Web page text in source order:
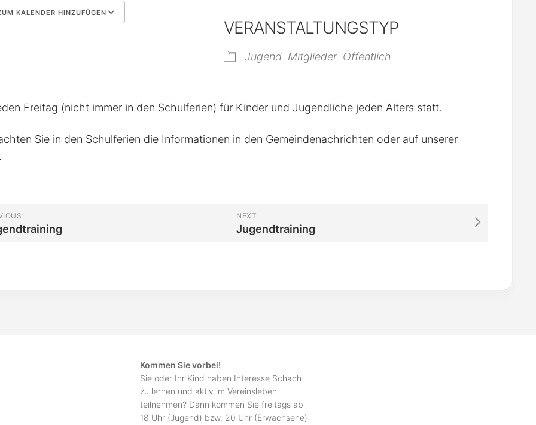
KALENDER HINZUFÜGEN
iCalendar
VERANSTALTUNGSTYP
Jugend Mitglieder Öffentlich
Freitag (nicht immer in den Schulferien) für Kinder und Jugendliche jeden Alters statt.
Sie in den Schulferien die Informationen in den Gemeindenachrichten oder auf unserer
NEXT
Jugendtraining
Kommen Sie vorbei!
Sie oder Ihr Kind haben Interesse Schach
zu lernen und aktiv im Vereinsleben
teilnehmen? Dann kommen Sie freitags ab
18 Uhr (Jugend) bzw. 20 Uhr (Erwachsene)